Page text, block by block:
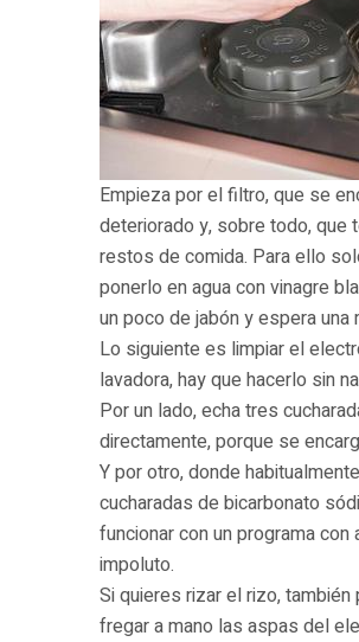
Empieza por el filtro, que se
deteriorado y, sobre todo, que
restos de comida. Para ello
ponerlo en agua con vinagre
un poco de jabón y espera una
Lo siguiente es limpiar el
lavadora, hay que hacerlo sin
Por un lado, echa tres
directamente, porque se
Y por otro, donde
cucharadas de bicarbonato
funcionar con un programa
impoluto.
Si quieres rizar el rizo,
fregar a mano las aspas del